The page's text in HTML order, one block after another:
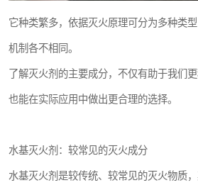
它种类繁多，依据灭火原理可分为多种类
机制各不相同。
了解灭火剂的主要成分，不仅有助于我们
也能在实际应用中做出更合理的选择。
水基灭火剂：较常见的灭火成分
水基灭火剂是较传统、较常见的灭火物质，